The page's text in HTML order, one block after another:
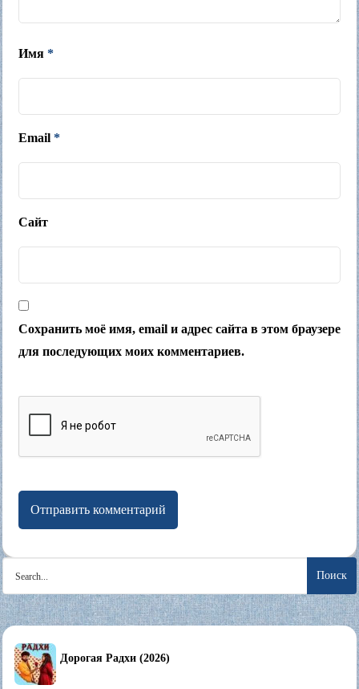
Имя *
Email *
Сайт
Сохранить моё имя, email и адрес сайта в этом браузере
для последующих моих комментариев.
for:
Дорогая Радхи (2026)